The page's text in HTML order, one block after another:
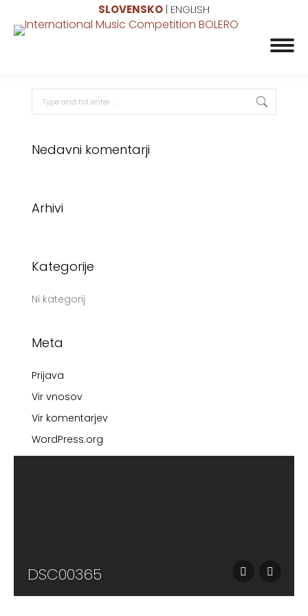
SLOVENSKO | ENGLISH
DSC00365
Search:
Nedavni komentarji
Arhivi
Kategorije
Ni kategorij
Meta
Prijava
Vir vnosov
Vir komentarjev
WordPress.org